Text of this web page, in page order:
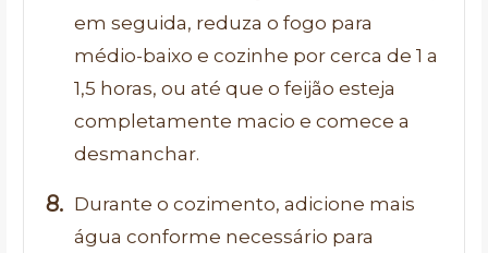
em seguida, reduza o fogo para
médio-baixo e cozinhe por cerca de 1 a
1,5 horas, ou até que o feijão esteja
completamente macio e comece a
desmanchar.
Durante o cozimento, adicione mais
água conforme necessário para